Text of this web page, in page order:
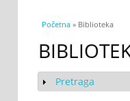
You are here
Početna » Biblioteka
Show
Pretraga